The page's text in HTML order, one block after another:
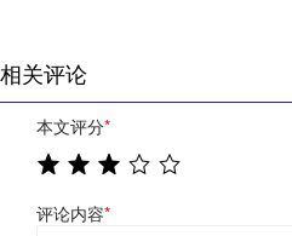
相关评论
本文评分*
评论内容*